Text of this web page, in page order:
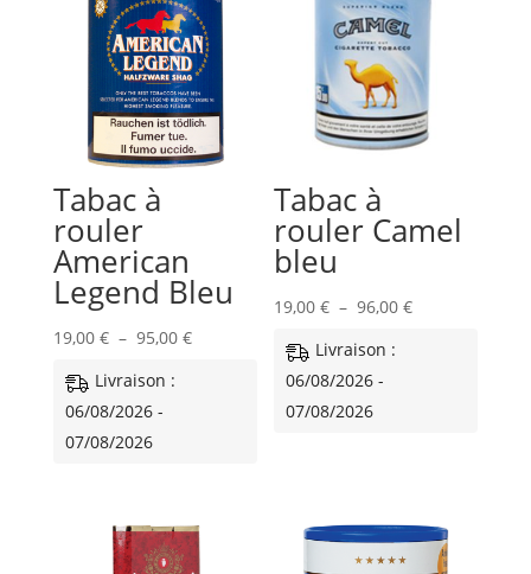
Tabac à
rouler
American
Legend Bleu
19,00 € – 95,00 €Plage
Livraison :
06/08/2026 -
07/08/2026
Tabac à
rouler Camel
bleu
19,00€ – 96,00€Plage
Livraison :
06/08/2026 -
07/08/2026